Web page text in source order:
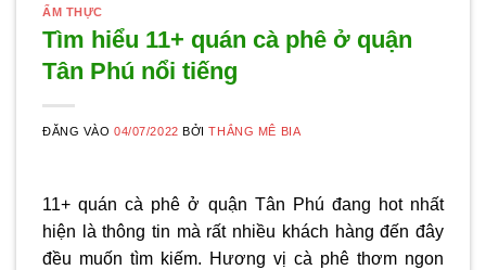
ẨM THỰC
Tìm hiểu 11+ quán cà phê ở quận
Tân Phú nổi tiếng
ĐĂNG VÀO04/07/2022 BỞITHẮNG MÊ BIA
11+ quán cà phê ở quận Tân Phú đang hot nhất
hiện là thông tin mà rất nhiều khách hàng đến đây
đều muốn tìm kiếm. Hương vị cà phê thơm ngon